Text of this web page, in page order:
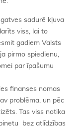
sadurē kļuva
viss, lai to
gadiem Valsts
pirmo spiedienu,
par īpašumu
finanses nomas
problēma, un pēc
Tas viss notika
bez atlīdzības